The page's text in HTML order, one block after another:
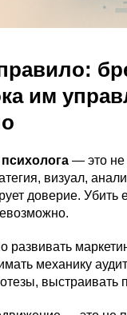
им
— это не
визуал,
доверие. Убить
развивать
механику
выстраивать